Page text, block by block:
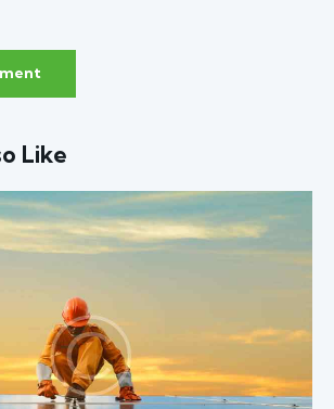
Like